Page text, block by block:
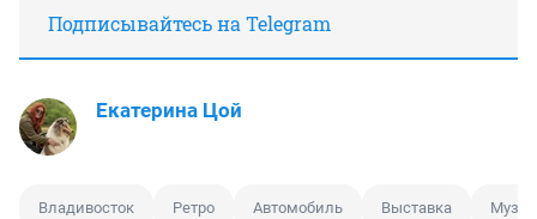
Подписывайтесь на Telegram
Екатерина Цой
Владивосток Ретро Автомобиль Выставка Музей